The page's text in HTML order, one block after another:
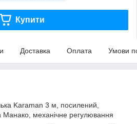
Купити
Доставка Оплата Умови
Karaman 3 м, посилений,
Манако, механічне регулювання